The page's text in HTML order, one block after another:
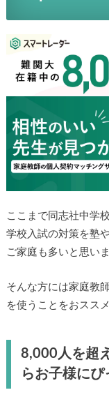
ここまで同志社中学
学校入試の対策を塾
ご家庭も多いと思いま
そんな方には家庭教
を使うことをおスス
8,000人を超
らお子様に